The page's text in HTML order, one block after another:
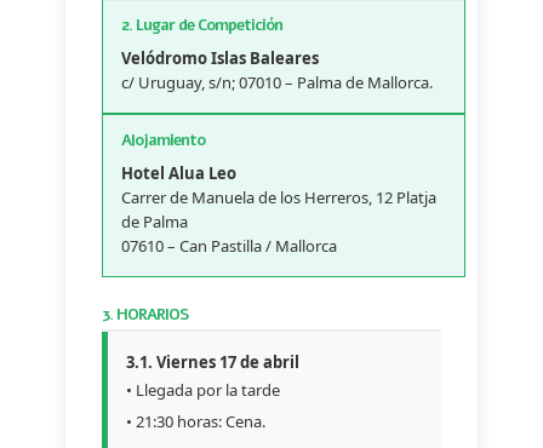
2. Lugar de Competición
Velódromo Islas Baleares
c/ Uruguay, s/n; 07010 – Palma de Mallorca.
Alojamiento
Hotel Alua Leo
Carrer de Manuela de los Herreros, 12 Platja
de Palma
07610 – Can Pastilla / Mallorca
3. HORARIOS
3.1. Viernes 17 de abril
• Llegada por la tarde
• 21:30 horas: Cena.